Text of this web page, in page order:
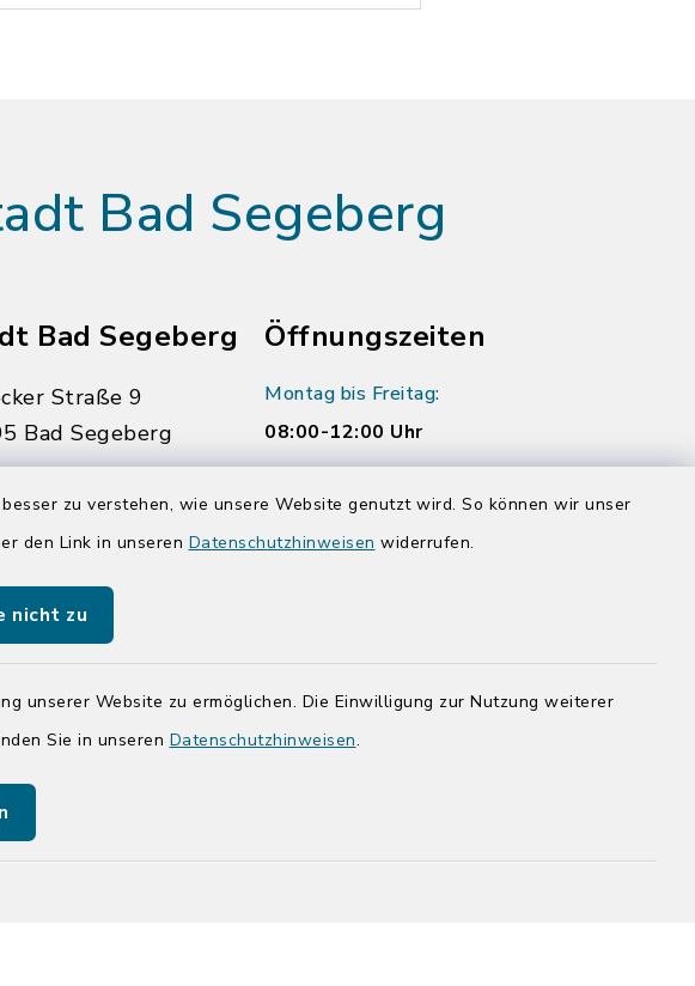
zu verstehen, wie unsere Website genutzt wird. So können wir unser
den Link in unseren Datenschutzhinweisen widerrufen.
nicht zu
unserer Website zu ermöglichen. Die Einwilligung zur Nutzung weiterer
Sie in unseren Datenschutzhinweisen.
Bad Segeberg
Bad Segeberg
Straße 9
Bad Segeberg
Öffnungszeiten
Montag bis Freitag:
08:00-12:00 Uhr
Segeberg
Info der Stadt Bad